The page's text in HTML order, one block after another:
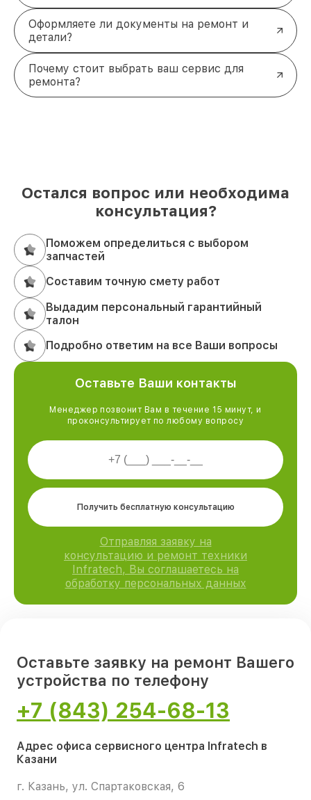
Оформляете ли документы на ремонт и
детали?
Почему стоит выбрать ваш сервис для
ремонта?
Остался вопрос или необходима
консультация?
Поможем определиться с выбором
запчастей
Составим точную смету работ
Выдадим персональный гарантийный
талон
Подробно ответим на все Ваши вопросы
Оставьте Ваши контакты
Менеджер позвонит Вам в течение 15 минут, и
проконсультирует по любому вопросу
Получить бесплатную консультацию
Отправляя заявку на
консультацию и ремонт техники
Infratech, Вы соглашаетесь на
обработку персональных данных
Оставьте заявку на ремонт Вашего
устройства по телефону
+7 (843) 254-68-13
Адрес офиса сервисного центра Infratech в
Казани
г. Казань, ул. Спартаковская, 6